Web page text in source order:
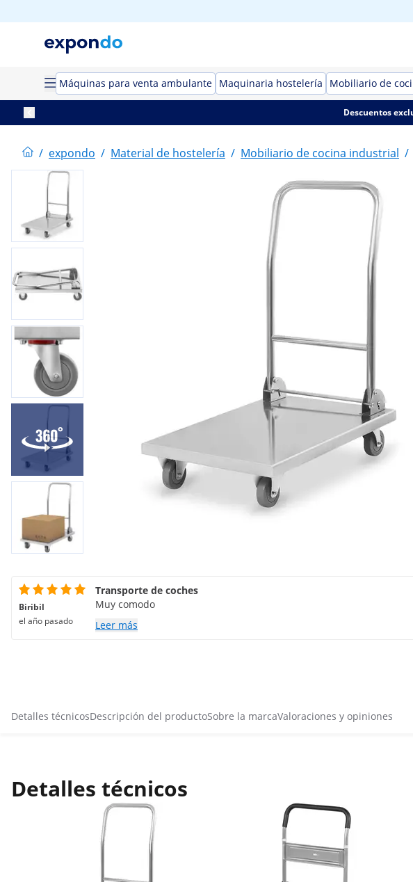
Máquinas para venta ambulante Maquinaria hostelería Mobiliario de
Descuentos
/ expondo / Material de hostelería / Mobiliario de cocina industrial /
Biribil
el año pasado
Transporte de coches
Muy comodo
Leer más
Detalles técnicosDescripción del productoSobre la marcaValoraciones y opiniones
Detalles técnicos